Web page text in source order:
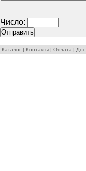
Число:
Каталог | Контакты | Оплата |